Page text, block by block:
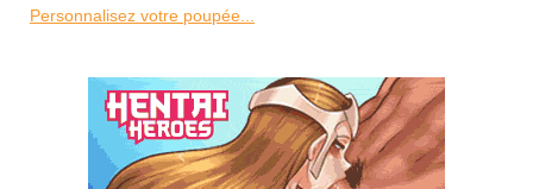
Personnalisez votre poupée...